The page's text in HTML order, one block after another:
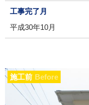
工事完了月
平成30年10月
施工前 Before